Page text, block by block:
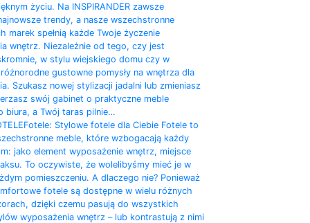
życiu. Na INSPIRANDER zawsze
trendy, a nasze wszechstronne
marek spełnią każde Twoje życzenie
wnętrz. Niezależnie od tego, czy jest
w stylu wiejskiego domu czy w
gustowne pomysły na wnętrza dla
Szukasz nowej stylizacji jadalni lub zmieniasz
swój gabinet o praktyczne meble
biura, a Twój taras pilnie…
Fotele: Stylowe fotele dla Ciebie Fotele to
meble, które wzbogacają każdy
jako element wyposażenie wnętrz, miejsce
To oczywiste, że wolelibyśmy mieć je w
pomieszczeniu. A dlaczego nie? Ponieważ
fotele są dostępne w wielu różnych
dzięki czemu pasują do wszystkich
wyposażenia wnętrz – lub kontrastują z nimi